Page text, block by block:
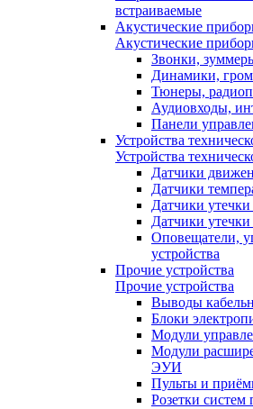
встраиваемые
Акустические
Акустические
Звонки,
Динамики,
Тюнеры,
Аудиовходы,
Панели
Устройства
Устройства
Датчики
Датчики
Датчики
Датчики утечки
Оповещатели,
устройства
Прочие устройства
Прочие устройства
Выводы
Блоки
Модули
Модули
ЭУИ
Пульты и
Розетки систем